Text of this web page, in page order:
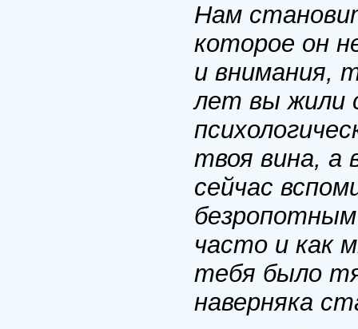
Нам
которое он
и внимания,
лет вы жили
твоя вина, а
сейчас
часто и как
тебя было
наверняка